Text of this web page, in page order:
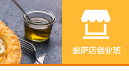
披萨店の手工基因——汉堡增